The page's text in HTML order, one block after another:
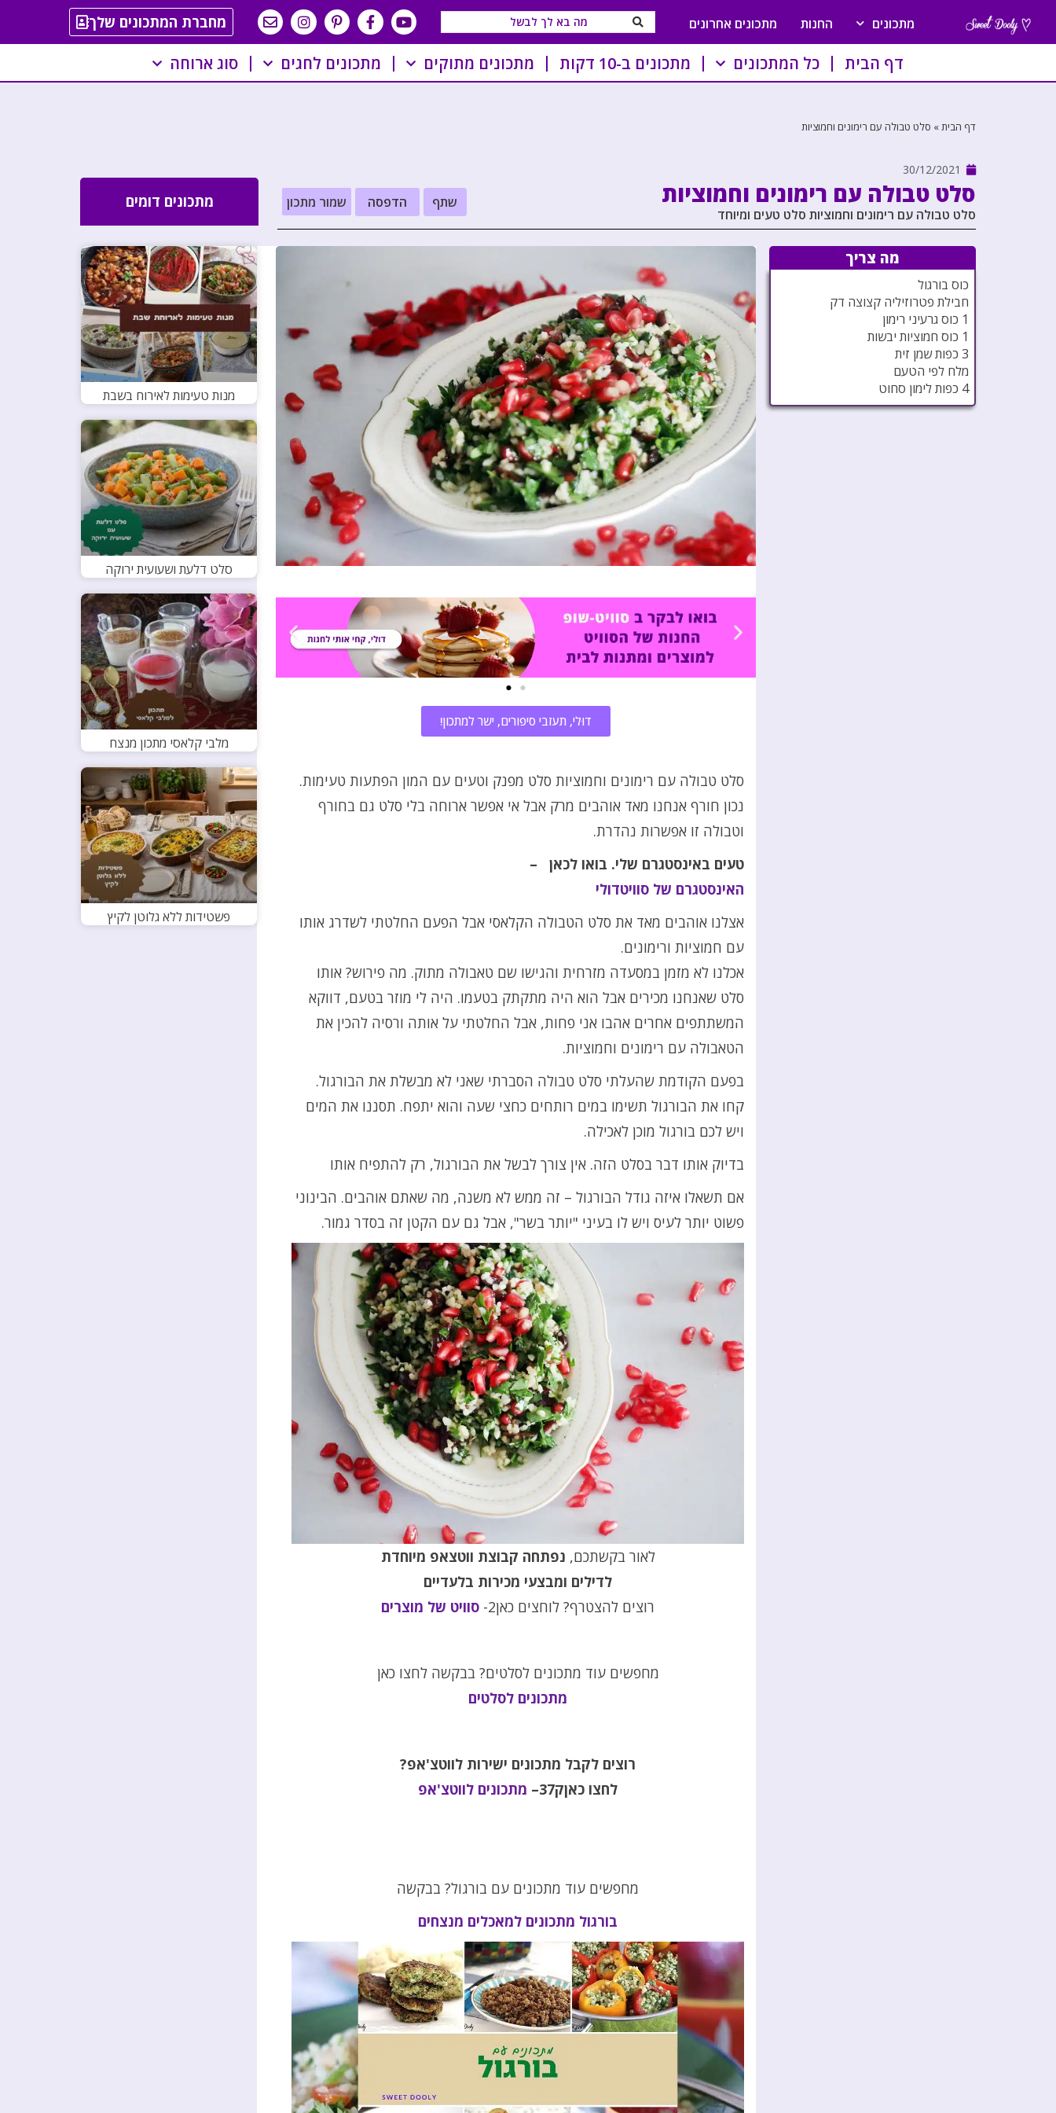
מתכונים החנות מתכונים אחרונים מחברת המתכונים שלך
דף הבית כל המתכונים מתכונים ב-10 דקות מתכונים מתוקים מתכונים לחגים סוג ארוחה
דף הבית» סלט טבולה עם רימונים וחמוציות
30/12/2021
סלט טבולה עם רימונים וחמוציות
סלט טבולה עם רימונים וחמוציות סלט טעים ומיוחד
שתף הדפסה שמור מתכון מתכונים דומים
מה צריך
כוס בורגול
חבילת פטרוזיליה קצוצה דק
1 כוס גרעיני רימון
1 כוס חמוציות יבשות
3 כפות שמן זית
מלח לפי הטעם
4 כפות לימון סחוט
דוּלי, תעזבי סיפורים, ישר למתכון!
סלט טבולה עם רימונים וחמוציות סלט מפנק וטעים עם המון הפתעות טעימות.
נכון חורף אנחנו מאד אוהבים מרק אבל אי אפשר ארוחה בלי סלט גם בחורף
וטבולה זו אפשרות נהדרת.
טעים באינסטגרם שלי. בואו לכאן –
האינסטגרם של סוויטדולי
אצלנו אוהבים מאד את סלט הטבולה הקלאסי אבל הפעם החלטתי לשדרג אותו
עם חמוציות ורימונים.
אכלנו לא מזמן במסעדה מזרחית והגישו שם טאבולה מתוק. מה פירוש? אותו
סלט שאנחנו מכירים אבל הוא היה מתקתק בטעמו. היה לי מוזר בטעם, דווקא
המשתתפים אחרים אהבו אני פחות, אבל החלטתי על אותה ורסיה להכין את
הטאבולה עם רימונים וחמוציות.
בפעם הקודמת שהעלתי סלט טבולה הסברתי שאני לא מבשלת את הבורגול.
קחו את הבורגול תשימו במים רותחים כחצי שעה והוא יתפח. תסננו את המים
ויש לכם בורגול מוכן לאכילה.
בדיוק אותו דבר בסלט הזה. אין צורך לבשל את הבורגול, רק להתפיח אותו
אם תשאלו איזה גודל הבורגול – זה ממש לא משנה, מה שאתם אוהבים. הבינוני
פשוט יותר לעיס ויש לו בעיני "יותר בשר", אבל גם עם הקטן זה בסדר גמור.
לאור בקשתכם, נפתחה קבוצת ווטצאפ מיוחדת
לדילים ומבצעי מכירות בלעדיים
רוצים להצטרף? לוחצים כאן2-
סוויט של מוצרים
מחפשים עוד מתכונים לסלטים? בבקשה לחצו כאן
מתכונים לסלטים
רוצים לקבל מתכונים ישירות לווטצ'אפ?
לחצו כאןק37–
מתכונים לווטצ'אפ
מחפשים עוד מתכונים עם בורגול? בבקשה
בורגול מתכונים למאכלים מנצחים
מנות טעימות לאירוח בשבת
סלט דלעת ושעועית ירוקה
מלבי קלאסי מתכון מנצח
פשטידות ללא גלוטן לקיץ